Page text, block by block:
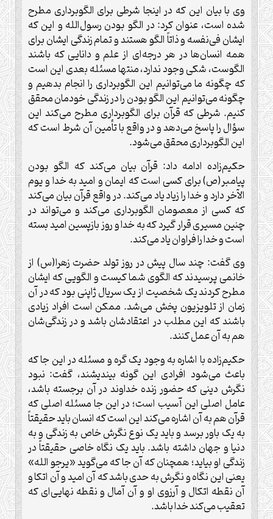
وی با بیان این که در اینجا شرطی برای الگوبرداری مطرح
شده است، عنوان کرد: در الگو بودن رسول‌الله و این که
ایشان فی‌نفسه و ذاتاً الگو هستند و تمام زندگی ایشان برای
همه انسان‌ها در هر درجه‌ای از علم و دانایی که باشند
الگوست، شکی وجود ندارد، منتها مسئله بعدی این است
که چگونه ما می‌توانیم این الگوبرداری را انجام بدهیم و
چگونه می‌توانیم این الگو بودن را در زندگی خودمان محقق
کنیم. شرطی که قرآن برای الگوبرداری مطرح می‌کند این
سؤال را پاسخ می‌دهد و در واقع با تأمین آن شرط است که
این الگوبرداری محقق می‌شود.
حکیم‌زاده ادامه داد: قرآن بیان می‌کند که الگو بودن
پیامبر(ص) برای کسی است که ایمان و امید به خدا و یوم
الآخر دارد و خدا را زیاد یاد می‌کند. در واقع قرآن بیان می‌کند
که کسی از معصومان الگوبرداری می‌کند و می‌تواند در
چنین مسیری قرار گیرد که به خدا و روز بازپسین امید بسته
است و خدا را فراوان یاد می‌کند.
وی گفت: چند سال پیش در روز تولد حضرت زهرا(س) از
خانمی پرسیدند که الگوی شما کیست و الگویی که ایشان
مطرح کردند یک شخصیت از یک سریال ژاپنی بود که در آن
زمان از تلویزیون پخش می‌شد. ممکن است افراد زیادی
باشند که این مطلب در اعتقادشان باشد و در زندگی‌شان
هم به آن عمل کنند.
حکیم‌زاده با اشاره به وجود یک گره و مسئله در این جا که
باعث می‌شود افرادی این گونه بیندیشند، گفت: نبود
نگرش دینی که حضور زنده خداوند در آن برجسته باشد،
عامل اصلی این آسیب است؛ در این جا مسئله اصلی که
قرآن هم به آن اشاره می‌کند این است که انسان باید حقیقتاً
به یک باور برسد و باید یک نوع نگرش خاص به زندگی و به
دنیا و جهان داشته باشد. باید یک نگاه خاصی حقیقتاً در
زندگی او بیاید؛ همچنان که آن جا که می‌گوید «یرجو الله»
یعنی این نگاه و نگرش به حدی باشد که آن امید و آن اتکا و
آن نقطه اتکال و آرزوی او و آن آمال و نقطه نهایی‌ای که
تعقیب می‌کند خدا باشد.